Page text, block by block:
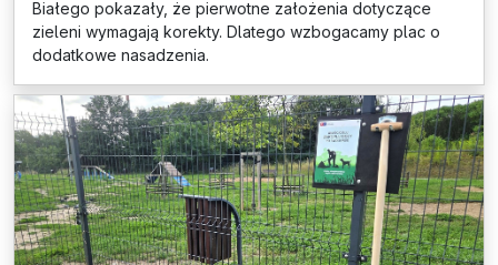
Białego pokazały, że pierwotne założenia dotyczące
zieleni wymagają korekty. Dlatego wzbogacamy plac o
dodatkowe nasadzenia.